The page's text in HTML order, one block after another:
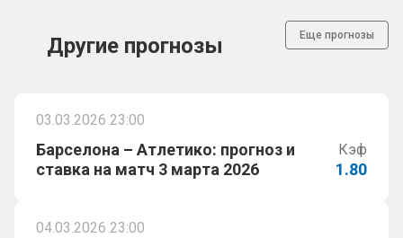
Другие прогнозы Еще прогнозы
03.03.2026 23:00
Барселона – Атлетико: прогноз и
ставка на матч 3 марта 2026
Кэф
1.80
04.03.2026 23:00